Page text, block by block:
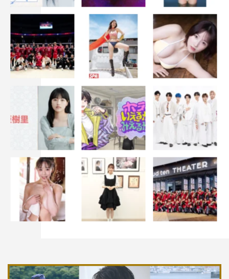
発売：光文社
特別定価：480円（税込み／1月19日発売号）
公式サイト「Smart FLASH」https://smart-flash.jp/
会員制サイト「FLASH Prime」https://flash-prime.jp/
月額1,000円（税別）の会員制サイト「FLASH Prime」
（https://flash-prime.jp/）で、高画質メイキング動画、未掲
載写真を公開中。
写真／岩松喜平、スタイリスト／田中あゆ美、ヘアメイク
／YOSHi.T（AVGVST）、山田友美